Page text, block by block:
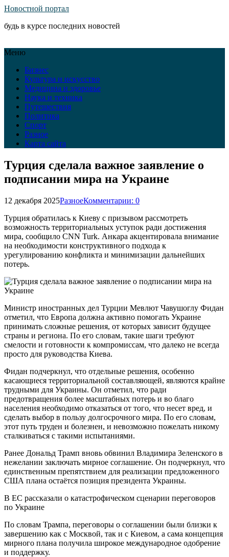
Новостной портал
будь в курсе последних новостей
Меню
Бизнес
Культура и искусство
Медицина и здоровье
Наука и техника
Путешествия
Политика
Спорт
Разное
Карта сайта
Турция сделала важное заявление о
подписании мира на Украине
12 декабря 2025РазноеКомментарии: 0
Турция обратилась к Киеву с призывом рассмотреть
возможность территориальных уступок ради достижения
мира, сообщило CNN Turk. Анкара акцентировала внимание
на необходимости конструктивного подхода к
урегулированию конфликта и минимизации дальнейших
потерь.
Министр иностранных дел Турции Мевлют Чавушоглу Фидан
отметил, что Европа должна активно помогать Украине
принимать сложные решения, от которых зависит будущее
страны и региона. По его словам, такие шаги требуют
смелости и готовности к компромиссам, что далеко не всегда
просто для руководства Киева.
Фидан подчеркнул, что отдельные решения, особенно
касающиеся территориальной составляющей, являются крайне
трудными для Украины. Он отметил, что ради
предотвращения более масштабных потерь и во благо
населения необходимо отказаться от того, что несет вред, и
сделать выбор в пользу долгосрочного мира. По его словам,
этот путь труден и болезнен, и невозможно пожелать никому
сталкиваться с такими испытаниями.
Ранее Дональд Трамп вновь обвинил Владимира Зеленского в
нежелании заключать мирное соглашение. Он подчеркнул, что
единственным препятствием для реализации предложенного
США плана остаётся позиция президента Украины.
В ЕС рассказали о катастрофическом сценарии переговоров
по Украине
По словам Трампа, переговоры о соглашении были близки к
завершению как с Москвой, так и с Киевом, а сама концепция
мирного плана получила широкое международное одобрение
и поддержку.